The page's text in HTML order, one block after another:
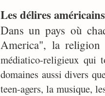
Les délires américains
Dans un pays où
America", la
médiatico-religieux qui
domaines aussi divers
teen-agers, la musique,